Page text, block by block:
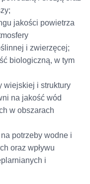
jakości powietrza
i zwierzęcej;
biologiczną, w tym
wiejskiej i struktury
na jakość wód
w obszarach
potrzeby wodne i
oraz wpływu
i